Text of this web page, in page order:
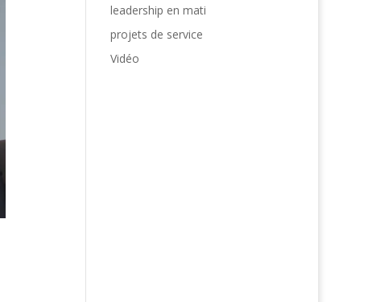
leadership en mati
projets de service
Vidéo